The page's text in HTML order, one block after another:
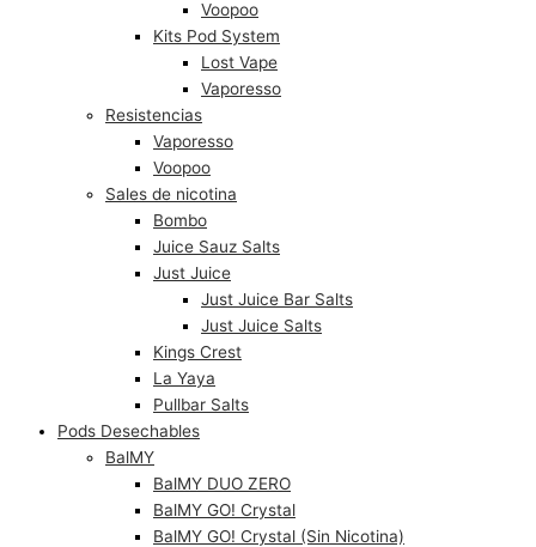
Voopoo
Kits Pod System
Lost Vape
Vaporesso
Resistencias
Vaporesso
Voopoo
Sales de nicotina
Bombo
Juice Sauz Salts
Just Juice
Just Juice Bar Salts
Just Juice Salts
Kings Crest
La Yaya
Pullbar Salts
Pods Desechables
BalMY
BalMY DUO ZERO
BalMY GO! Crystal
BalMY GO! Crystal (Sin Nicotina)